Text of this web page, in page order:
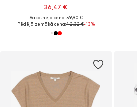
36,47 €
Sākotnējā cena: 59,90 €
Pēdējā zemākā cena:42,32 €-13%